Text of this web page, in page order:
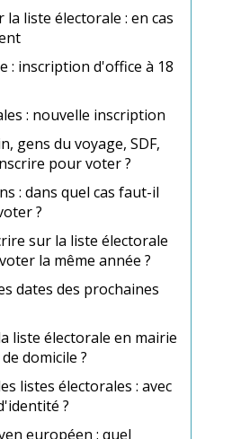
liste électorale : en cas
: inscription d'office à 18
: nouvelle inscription
gens du voyage, SDF,
pour voter ?
: dans quel cas faut-il
?
sur la liste électorale
la même année ?
dates des prochaines
liste électorale en mairie
domicile ?
listes électorales : avec
?
européen : quel